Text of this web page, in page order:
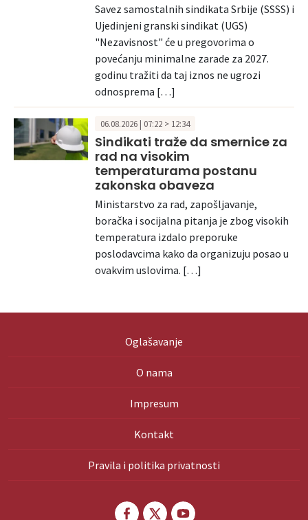
Savez samostalnih sindikata Srbije (SSSS) i
Ujedinjeni granski sindikat (UGS)
"Nezavisnost" će u pregovorima o
povećanju minimalne zarade za 2027.
godinu tražiti da taj iznos ne ugrozi
odnosprema […]
06.08.2026 | 07:22 > 12:34
Sindikati traže da smernice za
rad na visokim
temperaturama postanu
zakonska obaveza
Ministarstvo za rad, zapošljavanje,
boračka i socijalna pitanja je zbog visokih
temperatura izdalo preporuke
poslodavcima kako da organizuju posao u
ovakvim uslovima. […]
Oglašavanje
O nama
Impresum
Kontakt
Pravila i politika privatnosti